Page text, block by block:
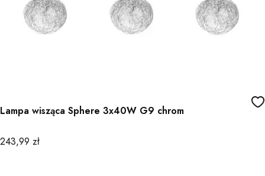
Lampa wisząca Sphere 3x40W G9 chrom
Cena
243,99 zł